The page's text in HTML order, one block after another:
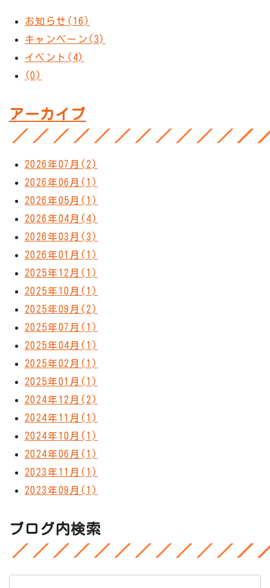
お知らせ(16)
キャンペーン(3)
イベント(4)
(0)
アーカイブ
2026年07月(2)
2026年06月(1)
2026年05月(1)
2026年04月(4)
2026年03月(3)
2026年01月(1)
2025年12月(1)
2025年10月(1)
2025年09月(2)
2025年07月(1)
2025年04月(1)
2025年02月(1)
2025年01月(1)
2024年12月(2)
2024年11月(1)
2024年10月(1)
2024年06月(1)
2023年11月(1)
2023年09月(1)
ブログ内検索